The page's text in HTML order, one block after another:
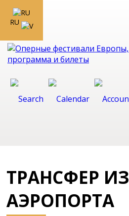
RU
ТРАНСФЕР ИЗ
АЭРОПОРТА